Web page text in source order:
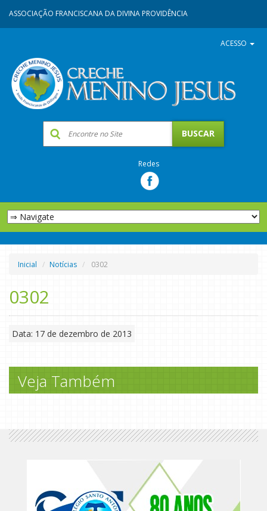
ASSOCIAÇÃO FRANCISCANA DA DIVINA PROVIDÊNCIA
ACESSO
Redes
Inicial Notícias 0302
0302
Data: 17 de dezembro de 2013
Veja Também